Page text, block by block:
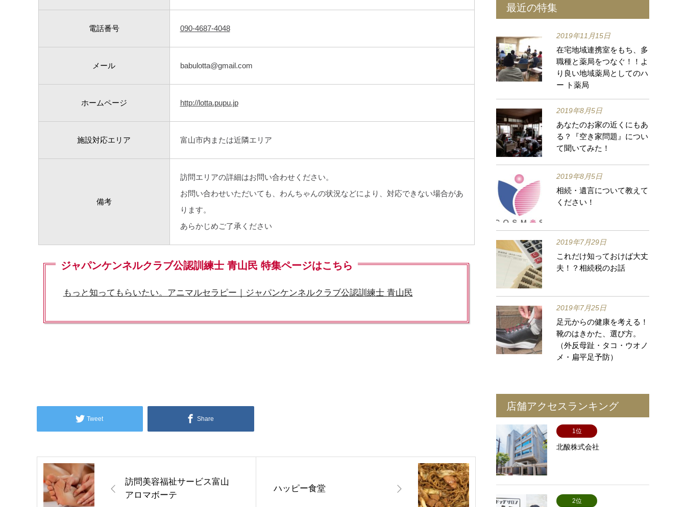
電話番号 090-4687-4048
メール babulotta@gmail.com
ホームページ http://lotta.pupu.jp
施設対応エリア 富山市内または近隣エリア
備考
訪問エリアの詳細はお問い合わせください。
お問い合わせいただいても、わんちゃんの状況などにより、対応できない場合があ
ります。
あらかじめご了承ください
ジャパンケンネルクラブ公認訓練士 青山民 特集ページはこちら
もっと知ってもらいたい。アニマルセラピー｜ジャパンケンネルクラブ公認訓練士 青山民
Tweet Share
訪問美容福祉サービス富山
アロマボーテ
ハッピー食堂
最近の特集
2019年11月15日
在宅地域連携室をもち、多
職種と薬局をつなぐ！！よ
り良い地域薬局としてのハ
ー ト薬局
2019年8月5日
あなたのお家の近くにもあ
る？『空き家問題』につい
て聞いてみた！
2019年8月5日
相続・遺言について教えて
ください！
2019年7月29日
これだけ知っておけば大丈
夫！？相続税のお話
2019年7月25日
足元からの健康を考える！
靴のはきかた、選び方。
（外反母趾・タコ・ウオノ
メ・扁平足予防）
店舗アクセスランキング
1位
北酸株式会社
2位